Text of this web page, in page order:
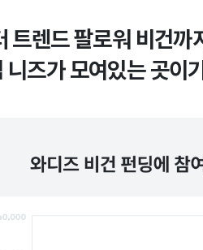
렌드 팔로워 비건까
니즈가 모여있는 곳이